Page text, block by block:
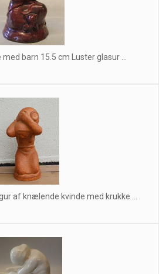
med barn 15.5 cm Luster glasur ...
af knælende kvinde med krukke ...